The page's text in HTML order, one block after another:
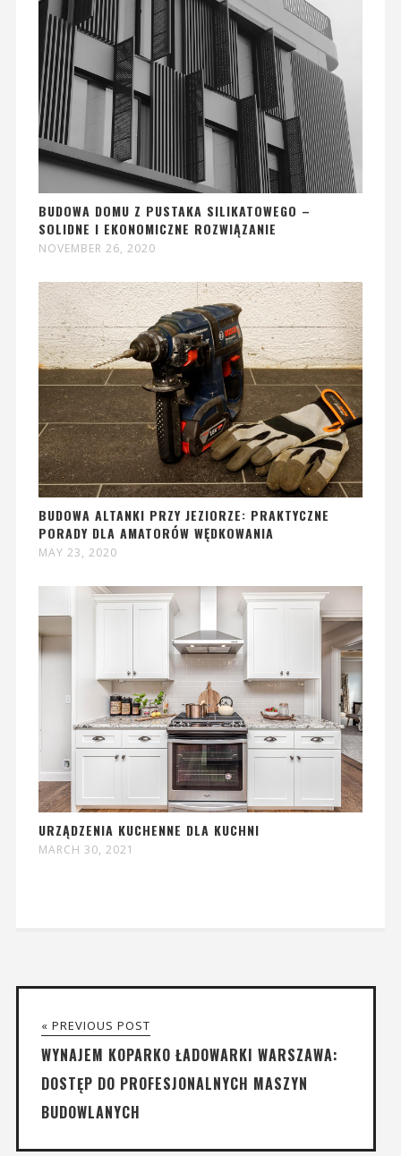
BUDOWA DOMU Z PUSTAKA SILIKATOWEGO –
SOLIDNE I EKONOMICZNE ROZWIĄZANIE
NOVEMBER 26, 2020
BUDOWA ALTANKI PRZY JEZIORZE: PRAKTYCZNE
PORADY DLA AMATORÓW WĘDKOWANIA
MAY 23, 2020
URZĄDZENIA KUCHENNE DLA KUCHNI
MARCH 30, 2021
« PREVIOUS POST
WYNAJEM KOPARKO ŁADOWARKI WARSZAWA:
DOSTĘP DO PROFESJONALNYCH MASZYN
BUDOWLANYCH